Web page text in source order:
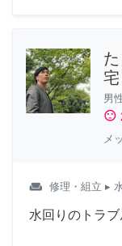
男
sentiment_satisfied
メ
weekend 修理・組立 ▸
水回りのトラブ